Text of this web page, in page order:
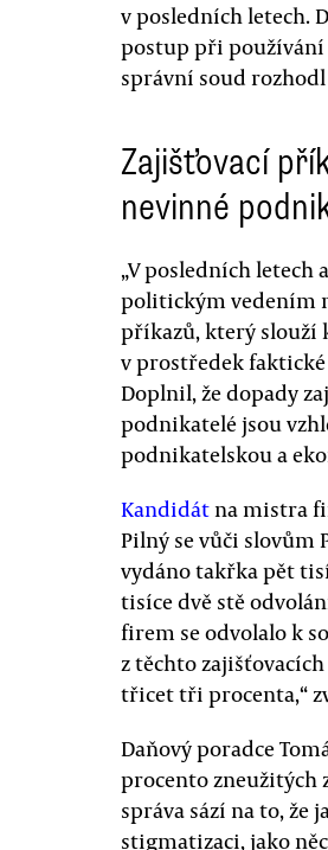
v posledních letech.
postup při používání
správní soud
Zajišťovací
nevinné
„V posledních letech
politickým vedením
příkazů, který slouží
v prostředek
Doplnil, že dopady
podnikatelé jsou
podnikatelskou a
Kandidátna mistra
Pilný se vůči slovům
vydáno takřka pět
tisíce dvě stě
firem se odvolalo k
z těchto zajišťovacích
třicet tři procenta,“
Daňový poradce
procento zneužitých
správa sází na to,
stigmatizaci, jako